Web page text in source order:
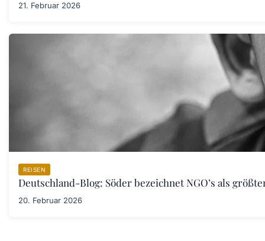
21. Februar 2026
REISEN
Deutschland-Blog: Söder bezeichnet NGO’s als
20. Februar 2026